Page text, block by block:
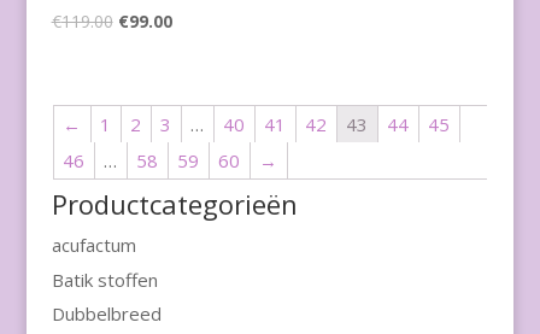
€119.00 €99.00
← 1 2 3 … 40 41 42 43 44
45
46
… 58 59 60 →
Productcategorieën
acufactum
Batik stoffen
Dubbelbreed